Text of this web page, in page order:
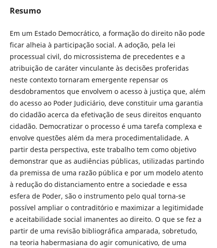
Resumo
Em um Estado Democrático, a formação do direito não pode
ficar alheia à participação social. A adoção, pela lei
processual civil, do microssistema de precedentes e a
atribuição de caráter vinculante às decisões proferidas
neste contexto tornaram emergente repensar os
desdobramentos que envolvem o acesso à justiça que, além
do acesso ao Poder Judiciário, deve constituir uma garantia
do cidadão acerca da efetivação de seus direitos enquanto
cidadão. Democratizar o processo é uma tarefa complexa e
envolve questões além da mera procedimentalidade. A
partir desta perspectiva, este trabalho tem como objetivo
demonstrar que as audiências públicas, utilizadas partindo
da premissa de uma razão pública e por um modelo atento
à redução do distanciamento entre a sociedade e essa
esfera de Poder, são o instrumento pelo qual torna-se
possível ampliar o contraditório e maximizar a legitimidade
e aceitabilidade social imanentes ao direito. O que se fez a
partir de uma revisão bibliográfica amparada, sobretudo,
na teoria habermasiana do agir comunicativo, de uma